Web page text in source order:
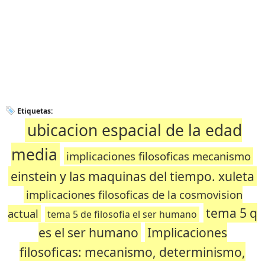
Etiquetas:
ubicacion espacial de la edad
media
implicaciones filosoficas mecanismo
einstein y las maquinas del tiempo. xuleta
implicaciones filosoficas de la cosmovision
actual
tema 5 de filosofia el ser humano
tema 5 q
es el ser humano Implicaciones
filosoficas: mecanismo, determinismo,